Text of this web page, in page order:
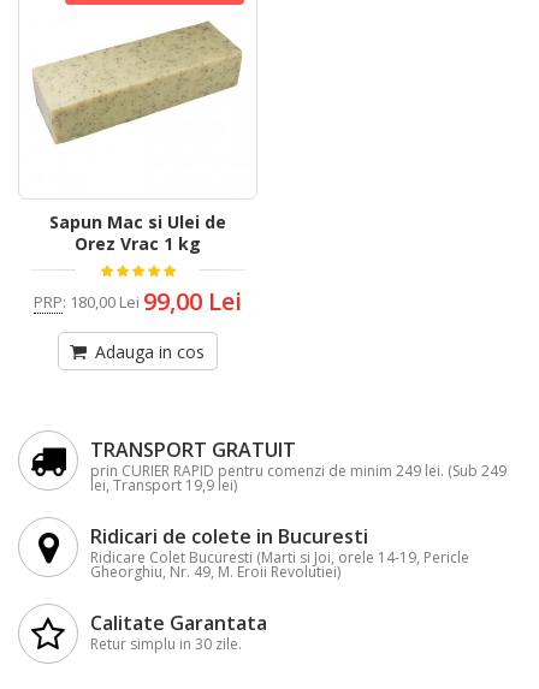
Sapun Mac si Ulei de
Orez Vrac 1 kg
PRP: 180,00 Lei 99,00 Lei
Adauga in cos
TRANSPORT GRATUIT
prin CURIER RAPID pentru comenzi de minim 249 lei. (Sub 249
lei, Transport 19,9 lei)
Ridicari de colete in Bucuresti
Ridicare Colet Bucuresti (Marti si Joi, orele 14-19, Pericle
Gheorghiu, Nr. 49, M. Eroii Revolutiei)
Calitate Garantata
Retur simplu in 30 zile.